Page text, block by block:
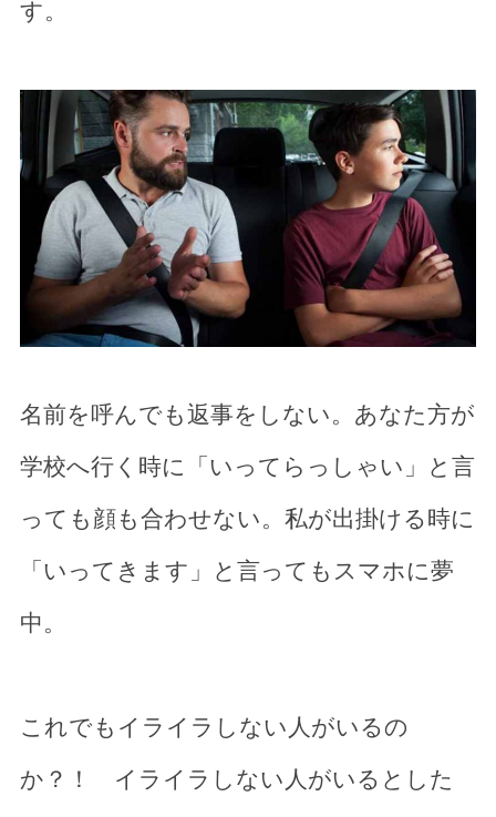
す。
名前を呼んでも返事をしない。あなた方が
学校へ行く時に「いってらっしゃい」と言
っても顔も合わせない。私が出掛ける時に
「いってきます」と言ってもスマホに夢
中。
これでもイライラしない人がいるの
か？！ イライラしない人がいるとした